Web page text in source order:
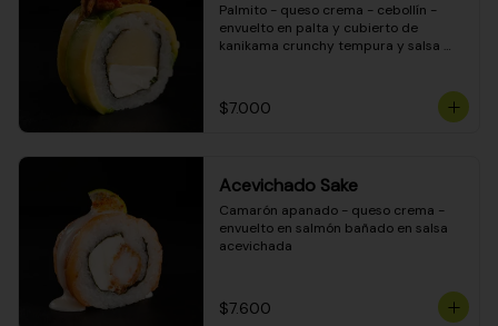
Palmito - queso crema - cebollín -
envuelto en palta y cubierto de
kanikama crunchy tempura y salsa
$7.000
Acevichado Sake
Camarón apanado - queso crema -
envuelto en salmón bañado en salsa
acevichada
$7.600